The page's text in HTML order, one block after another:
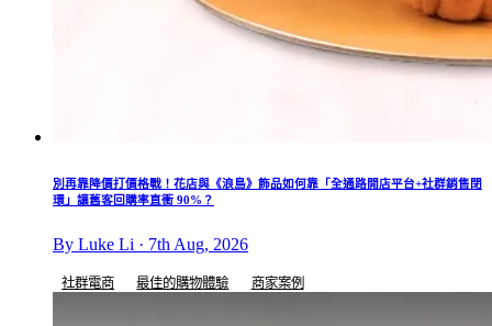
別再靠降價打價格戰！花店與《浪島》飾品如何靠「全通路開店平台+社群銷售閉
環」讓舊客回購率直衝 90%？
By Luke Li · 7th Aug, 2026
社群電商 最佳的購物體驗 商家案例